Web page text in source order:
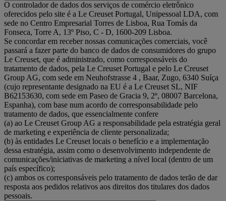
O controlador de dados dos serviços de comércio eletrônico
oferecidos pelo site é a Le Creuset Portugal, Unipessoal LDA, com
sede no Centro Empresarial Torres de Lisboa, Rua Tomás da
Fonseca, Torre A, 13º Piso, C - D, 1600-209 Lisboa.
Se concordar em receber nossas comunicações comerciais, você
passará a fazer parte do banco de dados de consumidores do grupo
Le Creuset, que é administrado, como corresponsáveis do
tratamento de dados, pela Le Creuset Portugal e pelo Le Creuset
Group AG, com sede em Neuhofstrasse 4 , Baar, Zugo, 6340 Suíça
(cujo representante designado na EU é a Le Creuset SL, NIF
B62153630, com sede em Paseo de Gracia 9, 2º, 08007 Barcelona,
Espanha), com base num acordo de corresponsabilidade pelo
tratamento de dados, que essencialmente confere
(a) ao Le Creuset Group AG a responsabilidade pela estratégia geral
de marketing e experiência de cliente personalizada;
(b) às entidades Le Creuset locais o benefício e a implementação
dessa estratégia, assim como o desenvolvimento independente de
comunicações/iniciativas de marketing a nível local (dentro de um
país específico);
(c) ambos os corresponsáveis pelo tratamento de dados terão de dar
resposta aos pedidos relativos aos direitos dos titulares dos dados
pessoais.